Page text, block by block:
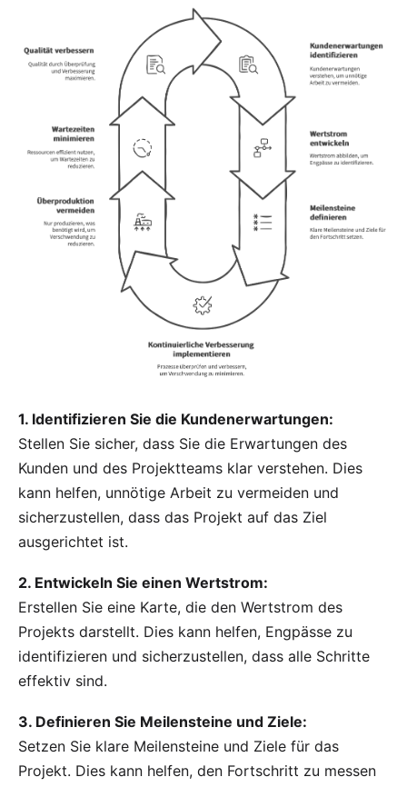
1. Identifizieren Sie die Kundenerwartungen:
Stellen Sie sicher, dass Sie die Erwartungen des
Kunden und des Projektteams klar verstehen. Dies
kann helfen, unnötige Arbeit zu vermeiden und
sicherzustellen, dass das Projekt auf das Ziel
ausgerichtet ist.
2. Entwickeln Sie einen Wertstrom:
Erstellen Sie eine Karte, die den Wertstrom des
Projekts darstellt. Dies kann helfen, Engpässe zu
identifizieren und sicherzustellen, dass alle Schritte
effektiv sind.
3. Definieren Sie Meilensteine und Ziele:
Setzen Sie klare Meilensteine und Ziele für das
Projekt. Dies kann helfen, den Fortschritt zu messen